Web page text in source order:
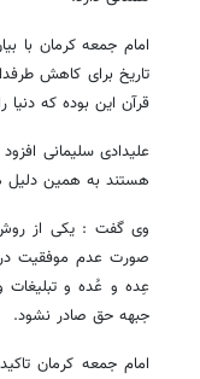
امام جمعه کرمان با
تاریخ برای کاهش
قرآن این بوده که دنیا
علیدادی سلیمانی
هستند به همین دلیل
وی گفت : یکی از
صورت عدم موفقیت
عِده و عُده و تبلیغات
جبهه حق صادر نشود.
امام جمعه کرمان